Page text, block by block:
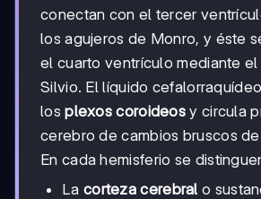
conectan con el tercer
los agujeros de Monro, y éste
el cuarto ventrículo mediante
Silvio. El líquido
losplexos coroideos y circula
cerebro de cambios bruscos
En cada hemisferio se
La corteza cerebral o